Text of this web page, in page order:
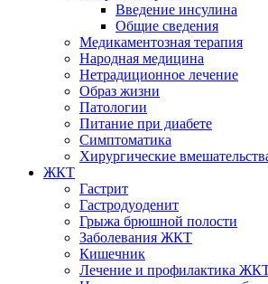
Введение инсулина
Общие сведения
Медикаментозная терапия
Народная медицина
Нетрадиционное лечение
Образ жизни
Патологии
Питание при диабете
Симптоматика
Хирургические
ЖКТ
Гастрит
Гастродуоденит
Грыжа брюшной полости
Заболевания ЖКТ
Кишечник
Лечение и профилактика